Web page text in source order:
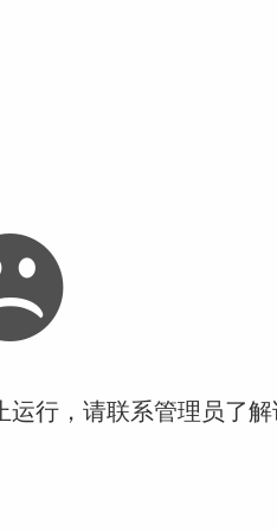
行，请联系管理员了